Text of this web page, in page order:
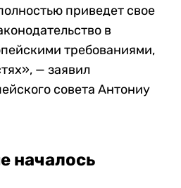
приведет свое
в
требованиями,
— заявил
совета Антониу
началось